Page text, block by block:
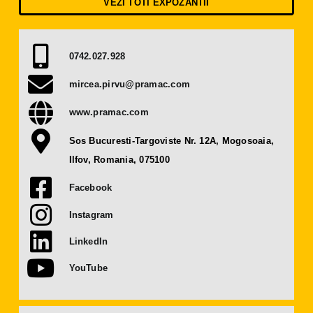
OBȚINE BILET
DEVINO EXPOZANT
VEZI TOTI EXPOZANTII
0742.027.928
mircea.pirvu@pramac.com
www.pramac.com
Sos Bucuresti-Targoviste Nr. 12A, Mogosoaia,
Ilfov, Romania, 075100
Facebook
Instagram
LinkedIn
YouTube